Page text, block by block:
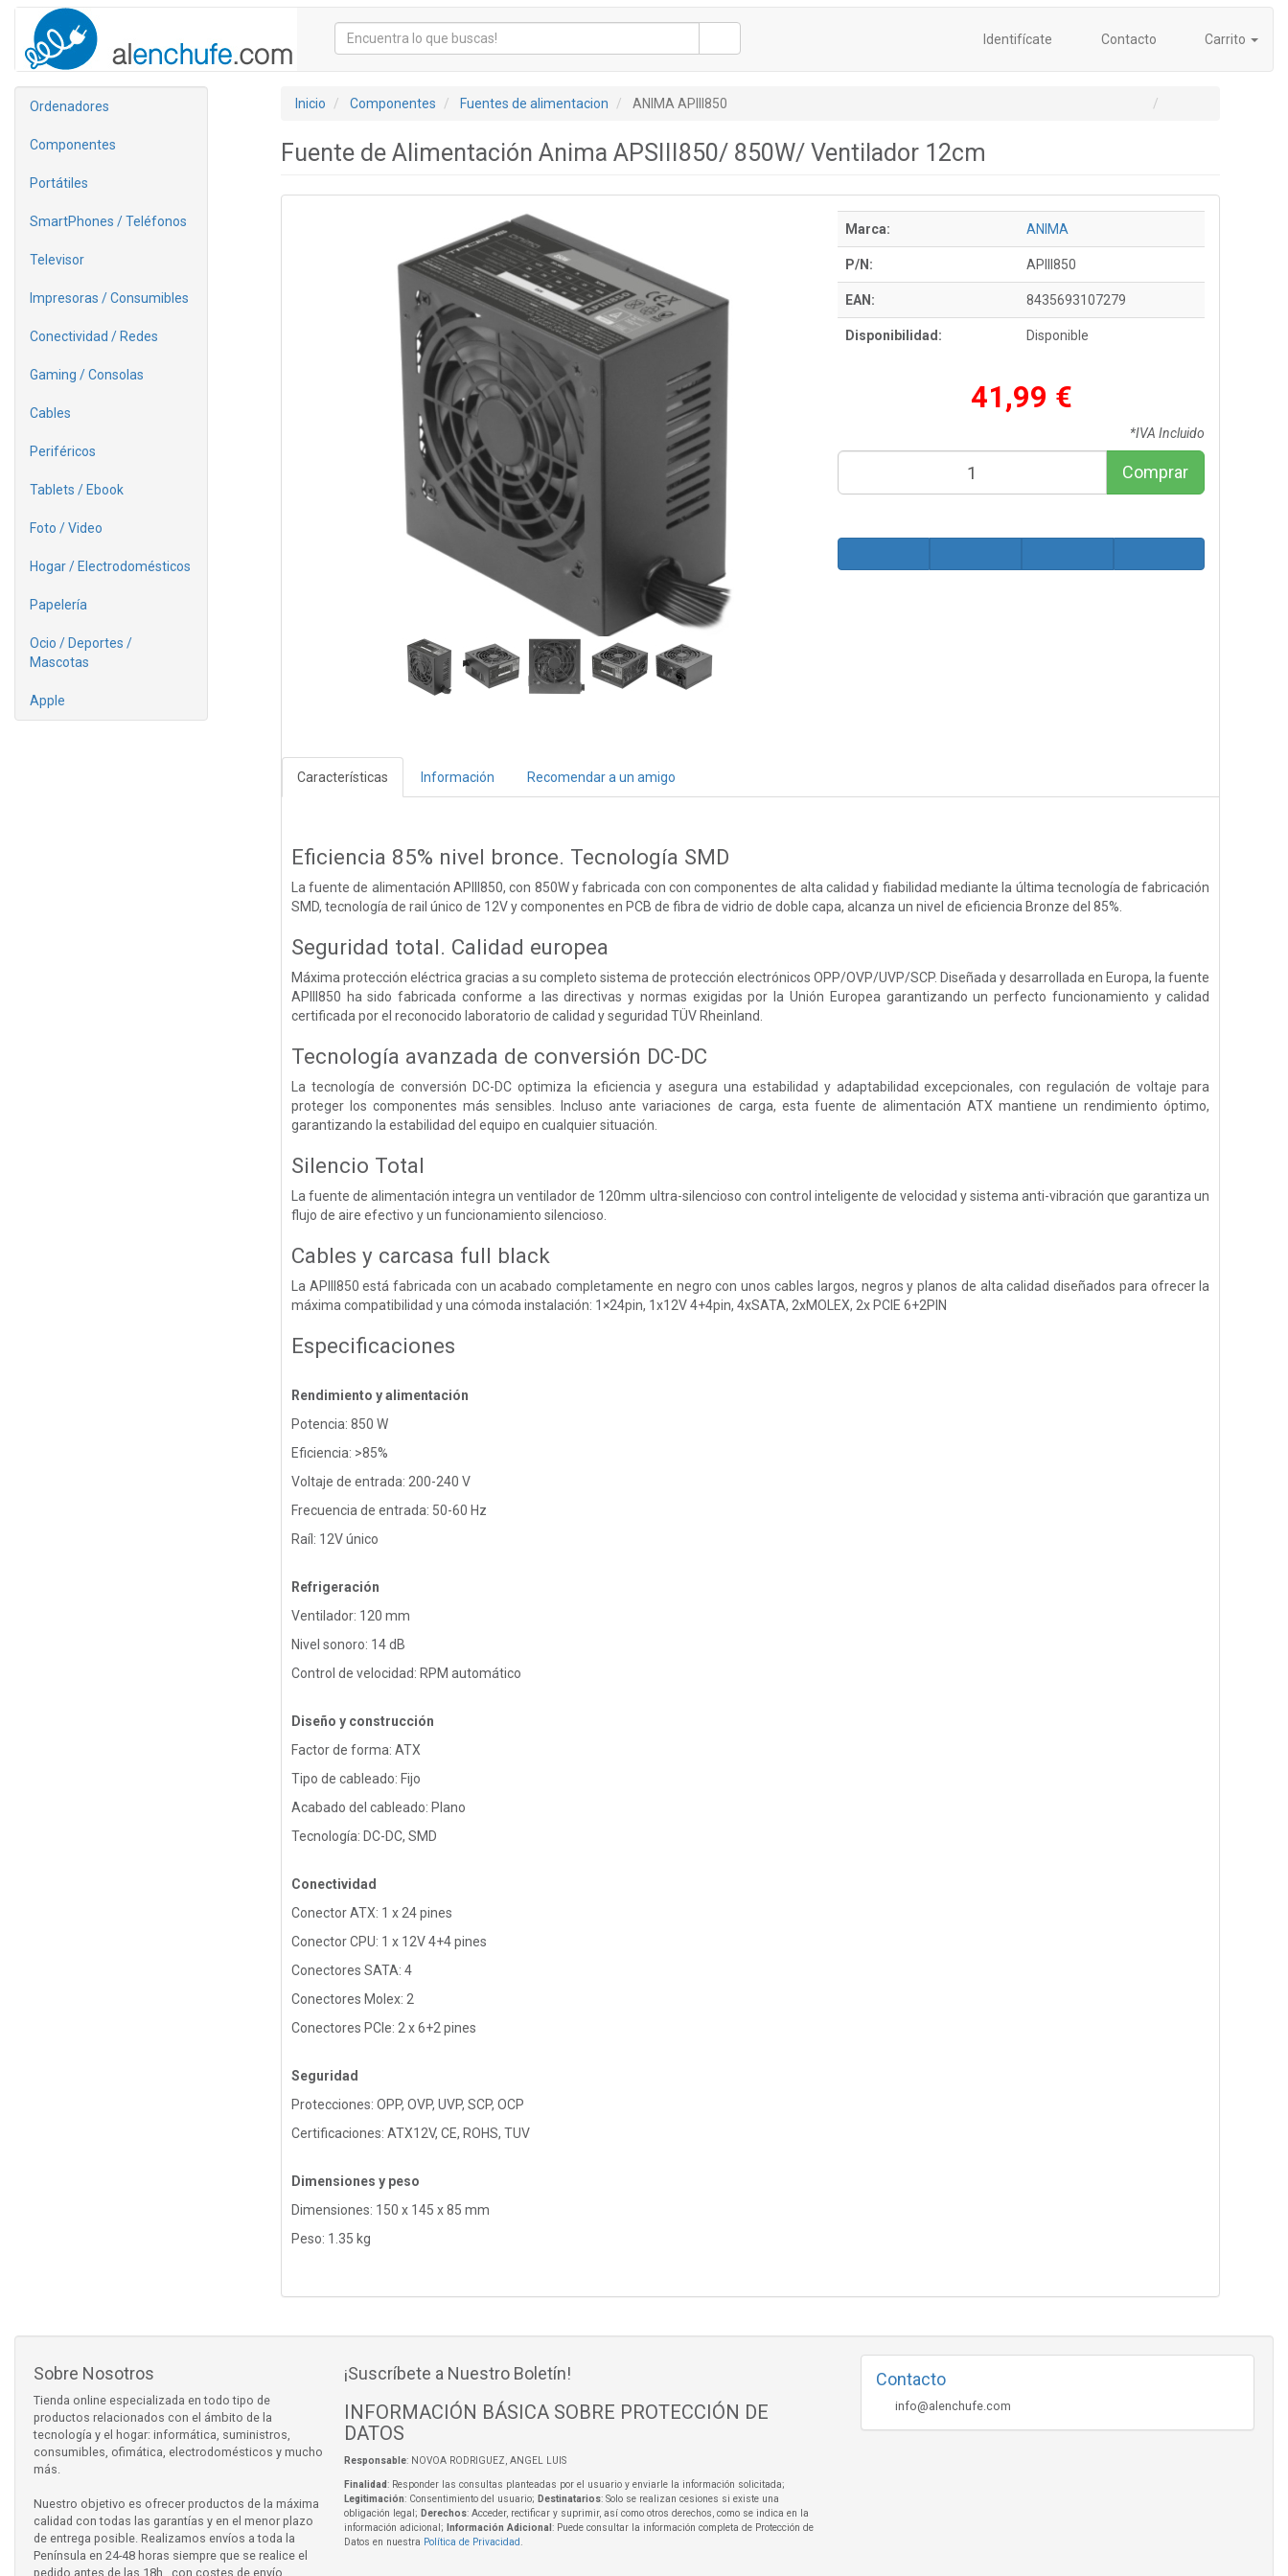
Identifícate Contacto Carrito
Ordenadores
Componentes
Portátiles
SmartPhones / Teléfonos
Televisor
Impresoras / Consumibles
Conectividad / Redes
Gaming / Consolas
Cables
Periféricos
Tablets / Ebook
Foto / Video
Hogar / Electrodomésticos
Papelería
Ocio / Deportes /
Mascotas
Apple
Inicio Componentes Fuentes de alimentacion ANIMA APIII850
Fuente de Alimentación Anima APSIII850/ 850W/ Ventilador 12cm
Marca: ANIMA
P/N: APIII850
EAN: 8435693107279
Disponibilidad: Disponible
41,99 €
*IVA Incluido
Comprar
Características Información Recomendar a un amigo
Eficiencia 85% nivel bronce. Tecnología SMD
La fuente de alimentación APIII850, con 850W y fabricada con con componentes de alta calidad y fiabilidad mediante la última tecnología de fabricación
SMD, tecnología de rail único de 12V y componentes en PCB de fibra de vidrio de doble capa, alcanza un nivel de eficiencia Bronze del 85%.
Seguridad total. Calidad europea
Máxima protección eléctrica gracias a su completo sistema de protección electrónicos OPP/OVP/UVP/SCP. Diseñada y desarrollada en Europa, la fuente
APIII850 ha sido fabricada conforme a las directivas y normas exigidas por la Unión Europea garantizando un perfecto funcionamiento y calidad
certificada por el reconocido laboratorio de calidad y seguridad TÜV Rheinland.
Tecnología avanzada de conversión DC-DC
La tecnología de conversión DC-DC optimiza la eficiencia y asegura una estabilidad y adaptabilidad excepcionales, con regulación de voltaje para
proteger los componentes más sensibles. Incluso ante variaciones de carga, esta fuente de alimentación ATX mantiene un rendimiento óptimo,
garantizando la estabilidad del equipo en cualquier situación.
Silencio Total
La fuente de alimentación integra un ventilador de 120mm ultra-silencioso con control inteligente de velocidad y sistema anti-vibración que garantiza un
flujo de aire efectivo y un funcionamiento silencioso.
Cables y carcasa full black
La APIII850 está fabricada con un acabado completamente en negro con unos cables largos, negros y planos de alta calidad diseñados para ofrecer la
máxima compatibilidad y una cómoda instalación: 1×24pin, 1x12V 4+4pin, 4xSATA, 2xMOLEX, 2x PCIE 6+2PIN
Especificaciones
Rendimiento y alimentación
Potencia: 850 W
Eficiencia: >85%
Voltaje de entrada: 200-240 V
Frecuencia de entrada: 50-60 Hz
Raíl: 12V único
Refrigeración
Ventilador: 120 mm
Nivel sonoro: 14 dB
Control de velocidad: RPM automático
Diseño y construcción
Factor de forma: ATX
Tipo de cableado: Fijo
Acabado del cableado: Plano
Tecnología: DC-DC, SMD
Conectividad
Conector ATX: 1 x 24 pines
Conector CPU: 1 x 12V 4+4 pines
Conectores SATA: 4
Conectores Molex: 2
Conectores PCIe: 2 x 6+2 pines
Seguridad
Protecciones: OPP, OVP, UVP, SCP, OCP
Certificaciones: ATX12V, CE, ROHS, TUV
Dimensiones y peso
Dimensiones: 150 x 145 x 85 mm
Peso: 1.35 kg
Sobre Nosotros
Tienda online especializada en todo tipo de
productos relacionados con el ámbito de la
tecnología y el hogar: informática, suministros,
consumibles, ofimática, electrodomésticos y mucho
más.
Nuestro objetivo es ofrecer productos de la máxima
calidad con todas las garantías y en el menor plazo
de entrega posible. Realizamos envíos a toda la
Península en 24-48 horas siempre que se realice el
pedido antes de las 18h., con costes de envío
¡Suscríbete a Nuestro Boletín!
INFORMACIÓN BÁSICA SOBRE PROTECCIÓN DE
DATOS
Responsable: NOVOA RODRIGUEZ, ANGEL LUIS
Finalidad: Responder las consultas planteadas por el usuario y enviarle la información solicitada;
Legitimación: Consentimiento del usuario; Destinatarios: Solo se realizan cesiones si existe una
obligación legal; Derechos: Acceder, rectificar y suprimir, así como otros derechos, como se indica en la
información adicional;
Información Adicional : Puede consultar la información completa de Protección de
Datos en nuestra Política de Privacidad .
Contacto
info@alenchufe.com